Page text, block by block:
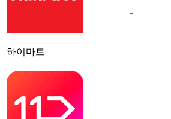
하이마트
-